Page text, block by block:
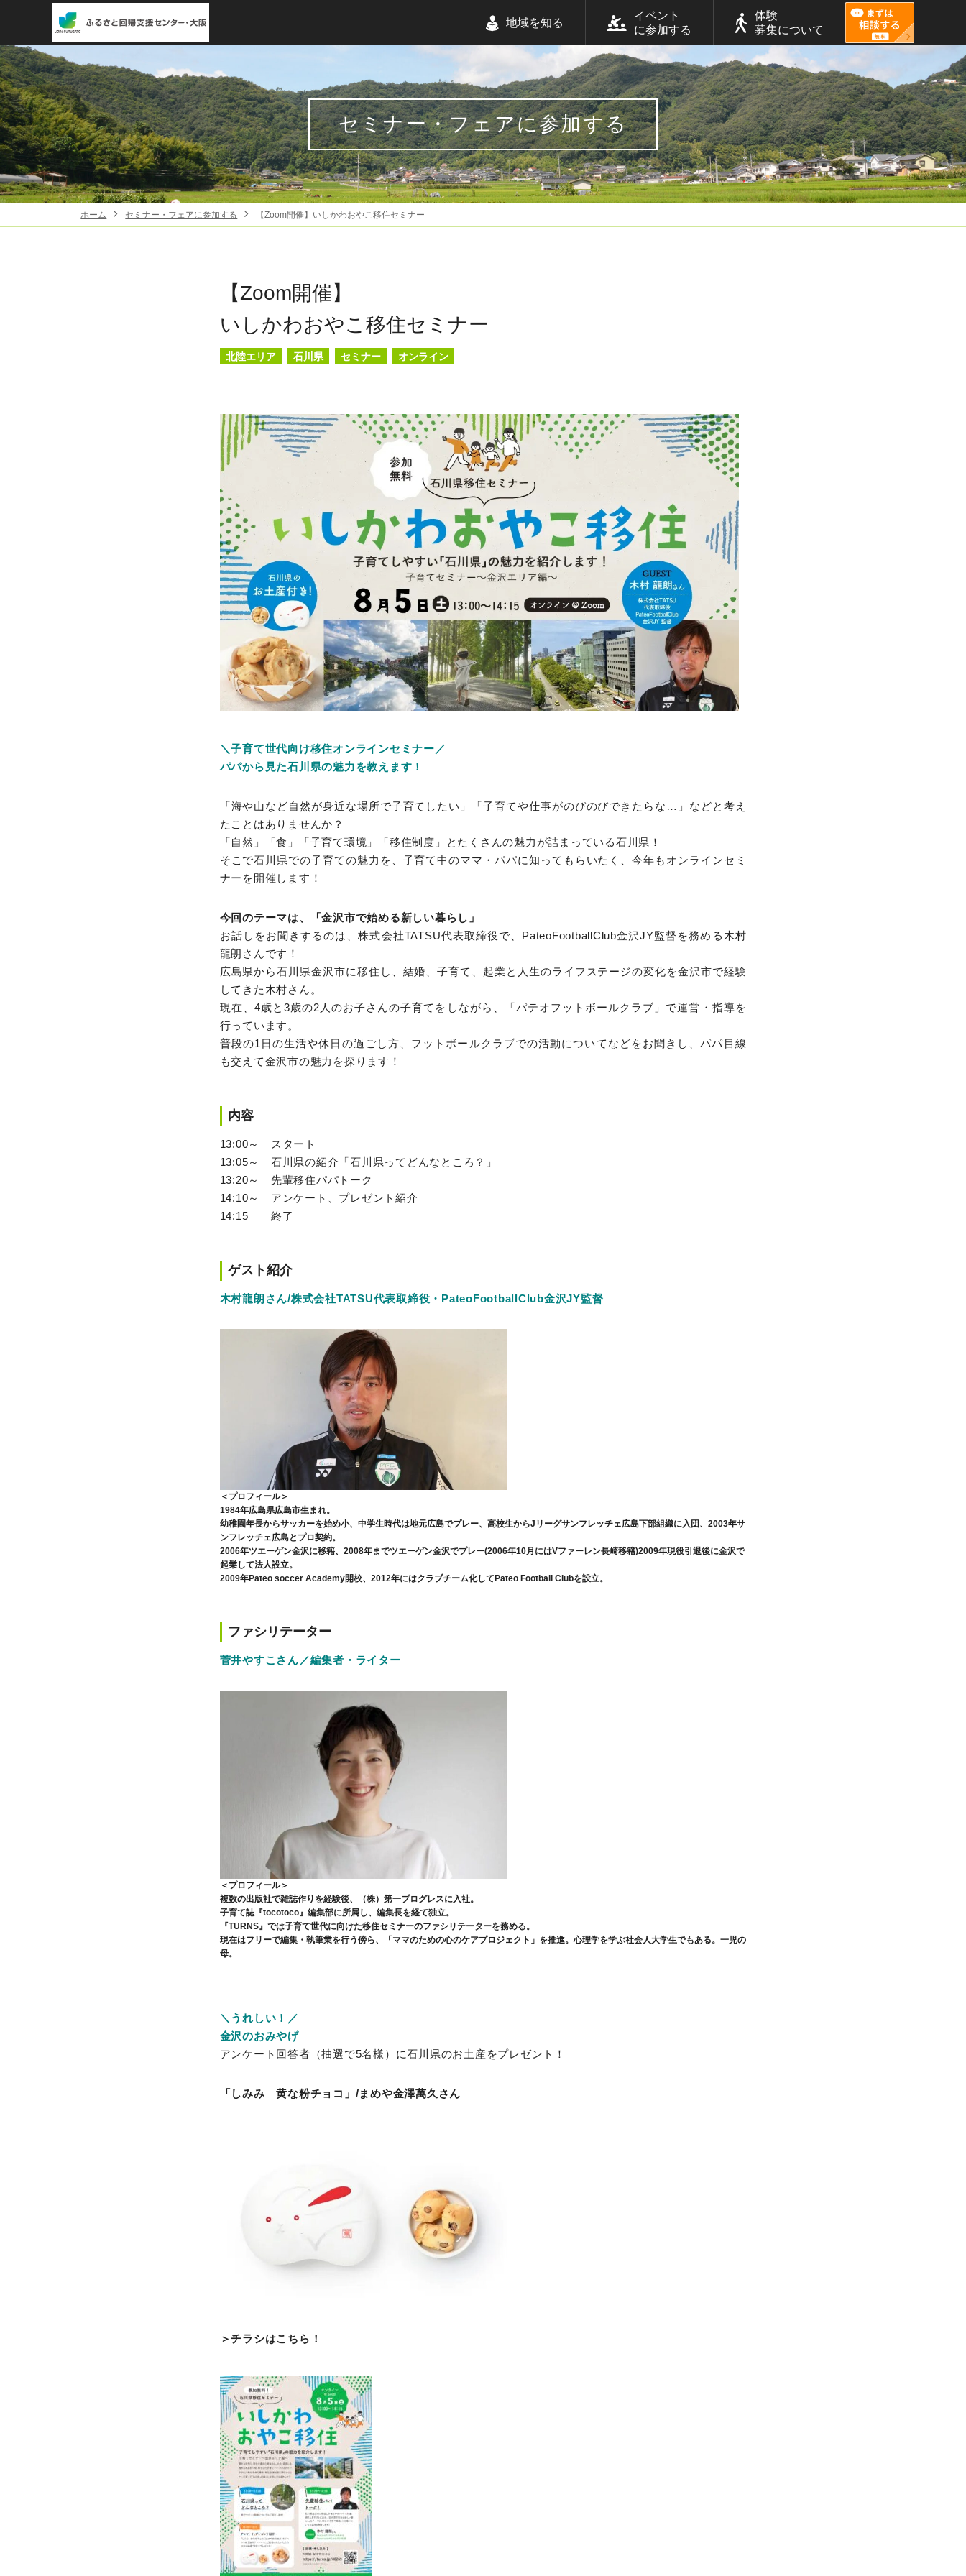
地域を知る
イベント
に参加する
体験
募集について
セミナー・フェアに参加する
ホーム セミナー・フェアに参加する 【Zoom開催】いしかわおやこ移住セミナー
【Zoom開催】
いしかわおやこ移住セミナー
北陸エリア 石川県 セミナー オンライン
＼子育て世代向け移住オンラインセミナー／
パパから見た石川県の魅力を教えます！
「海や山など自然が身近な場所で子育てしたい」「子育てや仕事がのびのびできたらな…」などと考え
たことはありませんか？
「自然」「食」「子育て環境」「移住制度」とたくさんの魅力が詰まっている石川県！
そこで石川県での子育ての魅力を、子育て中のママ・パパに知ってもらいたく、今年もオンラインセミ
ナーを開催します！
今回のテーマは、「金沢市で始める新しい暮らし」
お話しをお聞きするのは、株式会社TATSU代表取締役で、PateoFootballClub金沢JY監督を務める木村
龍朗さんです！
広島県から石川県金沢市に移住し、結婚、子育て、起業と人生のライフステージの変化を金沢市で経験
してきた木村さん。
現在、4歳と3歳の2人のお子さんの子育てをしながら、「パテオフットボールクラブ」で運営・指導を
行っています。
普段の1日の生活や休日の過ごし方、フットボールクラブでの活動についてなどをお聞きし、パパ目線
も交えて金沢市の魅力を探ります！
内容
13:00～ スタート
13:05～ 石川県の紹介「石川県ってどんなところ？」
13:20～ 先輩移住パパトーク
14:10～ アンケート、プレゼント紹介
14:15 終了
ゲスト紹介
木村龍朗さん/株式会社TATSU代表取締役・PateoFootballClub金沢JY監督
＜プロフィール＞
1984年広島県広島市生まれ。
幼稚園年長からサッカーを始め小、中学生時代は地元広島でプレー、高校生からJリーグサンフレッチェ広島下部組織に入団、2003年サ
ンフレッチェ広島とプロ契約。
2006年ツエーゲン金沢に移籍、2008年までツエーゲン金沢でプレー(2006年10月にはVファーレン長崎移籍)2009年現役引退後に金沢で
起業して法人設立。
2009年Pateo soccer Academy開校、2012年にはクラブチーム化してPateo Football Clubを設立。
ファシリテーター
菅井やすこさん／編集者・ライター
＜プロフィール＞
複数の出版社で雑誌作りを経験後、（株）第一プログレスに入社。
子育て誌『tocotoco』編集部に所属し、編集長を経て独立。
『TURNS』では子育て世代に向けた移住セミナーのファシリテーターを務める。
現在はフリーで編集・執筆業を行う傍ら、「ママのための心のケアプロジェクト」を推進。心理学を学ぶ社会人大学生でもある。一児の
母。
＼うれしい！／
金沢のおみやげ
アンケート回答者（抽選で5名様）に石川県のお土産をプレゼント！
「しみみ 黄な粉チョコ」/まめや金澤萬久さん
＞チラシはこちら！